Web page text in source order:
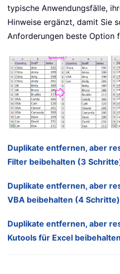
typische Anwendungsfälle,
Hinweise ergänzt, damit Sie
Anforderungen beste Option
Duplikate entfernen, aber
Filter beibehalten (3
Duplikate entfernen, aber
VBA beibehalten (4 Schritte)
Duplikate entfernen, aber
Kutools für Excel